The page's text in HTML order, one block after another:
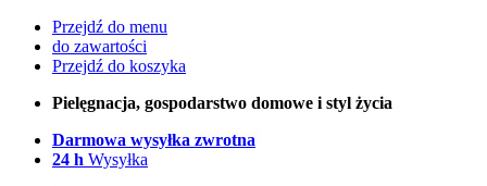
Przejdź do menu
do zawartości
Przejdź do koszyka
Pielęgnacja, gospodarstwo domowe i styl życia
Darmowa wysyłka zwrotna
24 h Wysyłka